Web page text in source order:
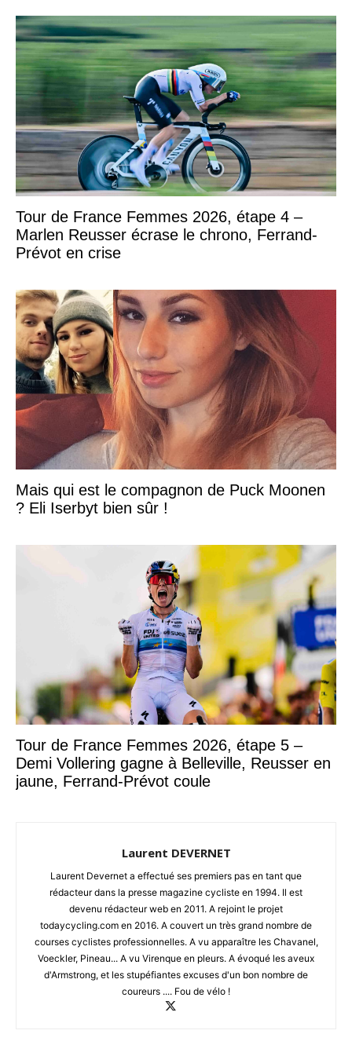
Tour de France Femmes 2026, étape 4 –
Marlen Reusser écrase le chrono, Ferrand-
Prévot en crise
Mais qui est le compagnon de Puck Moonen
? Eli Iserbyt bien sûr !
Tour de France Femmes 2026, étape 5 –
Demi Vollering gagne à Belleville, Reusser en
jaune, Ferrand-Prévot coule
Laurent DEVERNET
Laurent Devernet a effectué ses premiers pas en tant que
rédacteur dans la presse magazine cycliste en 1994. Il est
devenu rédacteur web en 2011. A rejoint le projet
todaycycling.com en 2016. A couvert un très grand nombre de
courses cyclistes professionnelles. A vu apparaître les Chavanel,
Voeckler, Pineau... A vu Virenque en pleurs. A évoqué les aveux
d'Armstrong, et les stupéfiantes excuses d'un bon nombre de
coureurs .... Fou de vélo !